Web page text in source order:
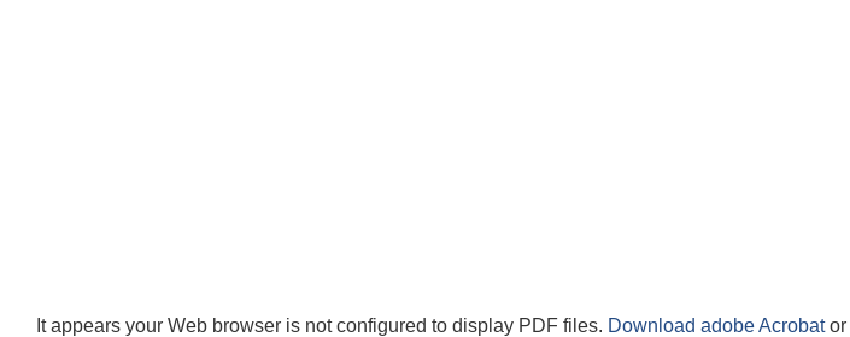
It appears your Web browser is not configured to display PDF files. Download adobe Acrobator